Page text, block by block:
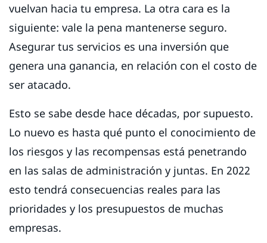
vuelvan hacia tu empresa. La otra cara es la
siguiente: vale la pena mantenerse seguro.
Asegurar tus servicios es una inversión que
genera una ganancia, en relación con el costo de
ser atacado.
Esto se sabe desde hace décadas, por supuesto.
Lo nuevo es hasta qué punto el conocimiento de
los riesgos y las recompensas está penetrando
en las salas de administración y juntas. En 2022
esto tendrá consecuencias reales para las
prioridades y los presupuestos de muchas
empresas.